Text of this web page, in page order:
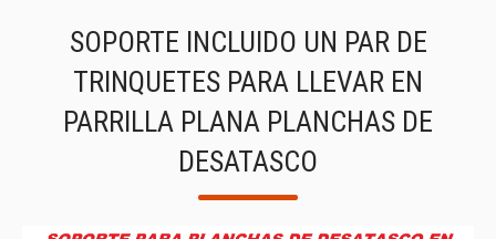
SOPORTE INCLUIDO UN PAR DE
TRINQUETES PARA LLEVAR EN
PARRILLA PLANA PLANCHAS DE
DESATASCO